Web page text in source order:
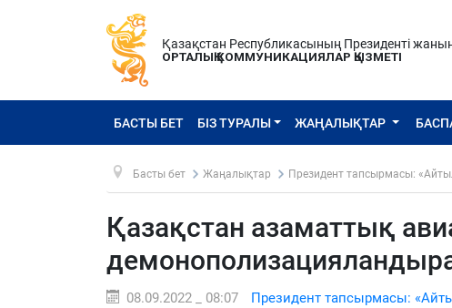
Қазақстан Республикасының Президенті
ОРТАЛЫҚ КОММУНИКАЦИЯЛАР ҚЫЗМЕТІ
БАСТЫ БЕТ БІЗ ТУРАЛЫ ЖАҢАЛЫҚТАР
Басты бет Жаңалықтар Президент тапсырмасы:
Қазақстан азаматтық
08.09.2022 _ 08:07 Президент тапсырмасы: